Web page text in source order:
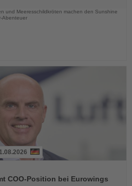
und Meeresschildkröten machen den Sunshine
Abenteuer
COO-Position bei Eurowings